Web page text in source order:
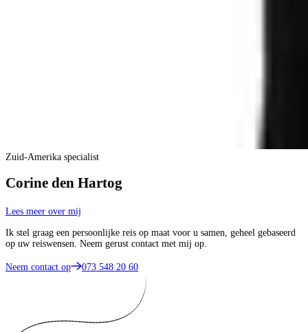
Zuid-Amerika specialist
Corine den Hartog
Lees meer over mij
Ik stel graag een persoonlijke reis op maat voor u samen, geheel gebaseerd
op uw reiswensen. Neem gerust contact met mij op.
Neem contact op 073 548 20 60